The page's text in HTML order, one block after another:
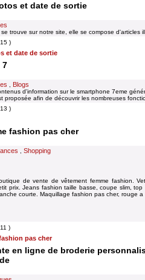
et date de sortie
trouve sur notre site, elle se compose d'articles
)
et date de sortie
7
Blogs
d'information sur le smartphone 7eme
proposée afin de découvrir les nombreuses
)
fashion pas cher
Shopping
de vente de vêtement femme fashion.
prix. Jeans fashion taille basse, coupe slim,
courte. Maquillage fashion pas cher, rouge a
)
pas cher
en ligne de broderie